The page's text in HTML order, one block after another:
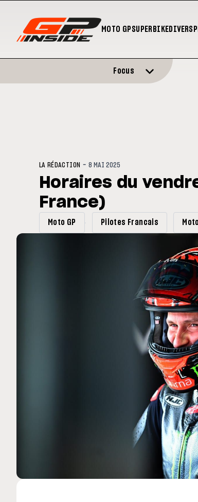
MOTO GPSUPERBIKEDIVERS
Zarco évite
Focus
LA RÉDACTION -8 MAI 2025
Horaires du
France)
Moto GP Pilotes Francais